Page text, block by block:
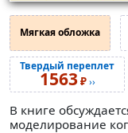
Мягкая обложка
Твердый переплет
1563₽››
В книге
моделирование